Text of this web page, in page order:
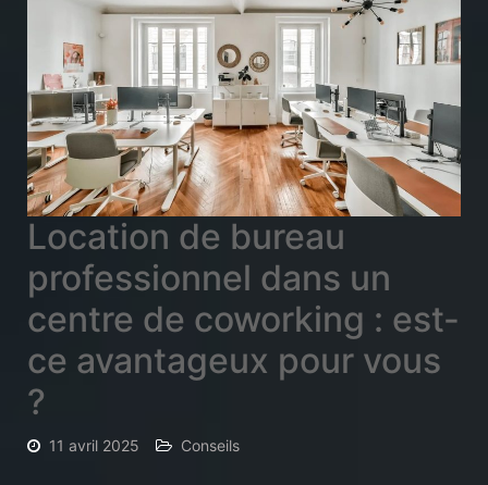
Location de bureau
professionnel dans un
centre de coworking : est-
ce avantageux pour vous
?
11 avril 2025 Conseils